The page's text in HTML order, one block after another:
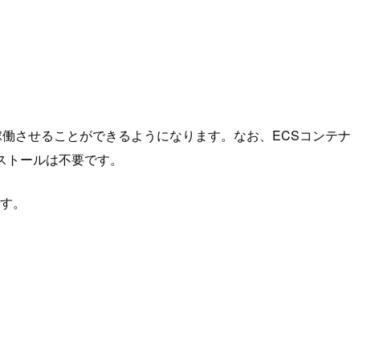
させることができるようになります。なお、ECSコンテナ
ールは不要です。
。